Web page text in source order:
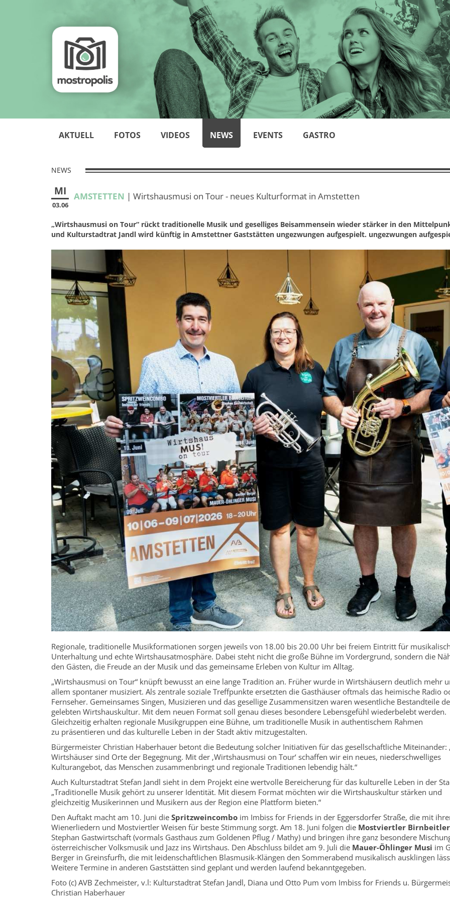
AKTUELL FOTOS VIDEOS NEWS EVENTS GASTRO
NEWS
MI
03.06
AMSTETTEN | Wirtshausmusi on Tour - neues Kulturformat in Amstetten
„Wirtshausmusi on Tour“ rückt traditionelle Musik und geselliges Beisammensein wieder stärker in den
und Kulturstadtrat Jandl wird künftig in Amstettner Gaststätten ungezwungen aufgespielt. ungezwungen
Regionale, traditionelle Musikformationen sorgen jeweils von 18.00 bis 20.00 Uhr bei freiem Eintritt für
Unterhaltung und echte Wirtshausatmosphäre. Dabei steht nicht die große Bühne im Vordergrund, sondern die
den Gästen, die Freude an der Musik und das gemeinsame Erleben von Kultur im Alltag.
„Wirtshausmusi on Tour“ knüpft bewusst an eine lange Tradition an. Früher wurde in Wirtshäusern deutlich mehr
allem spontaner musiziert. Als zentrale soziale Treffpunkte ersetzten die Gasthäuser oftmals das heimische Radio
Fernseher. Gemeinsames Singen, Musizieren und das gesellige Zusammensitzen waren wesentliche Bestandteile
gelebten Wirtshauskultur. Mit dem neuen Format soll genau dieses besondere Lebensgefühl wiederbelebt werden.
Gleichzeitig erhalten regionale Musikgruppen eine Bühne, um traditionelle Musik in authentischem Rahmen
zu präsentieren und das kulturelle Leben in der Stadt aktiv mitzugestalten.
Bürgermeister Christian Haberhauer betont die Bedeutung solcher Initiativen für das gesellschaftliche Miteinander:
Wirtshäuser sind Orte der Begegnung. Mit der ‚Wirtshausmusi on Tour‘ schaffen wir ein neues, niederschwelliges
Kulturangebot, das Menschen zusammenbringt und regionale Traditionen lebendig hält.“
Auch Kulturstadtrat Stefan Jandl sieht in dem Projekt eine wertvolle Bereicherung für das kulturelle Leben in der
„Traditionelle Musik gehört zu unserer Identität. Mit diesem Format möchten wir die Wirtshauskultur stärken und
gleichzeitig Musikerinnen und Musikern aus der Region eine Plattform bieten.“
Den Auftakt macht am 10. Juni die Spritzweincombo im Imbiss for Friends in der Eggersdorfer Straße, die mit
Wienerliedern und Mostviertler Weisen für beste Stimmung sorgt. Am 18. Juni folgen die Mostviertler Birnbeitler
Stephan Gastwirtschaft (vormals Gasthaus zum Goldenen Pflug / Mathy) und bringen ihre ganz besondere
österreichischer Volksmusik und Jazz ins Wirtshaus. Den Abschluss bildet am 9. Juli die Mauer-Öhlinger Musi im
Berger in Greinsfurfh, die mit leidenschaftlichen Blasmusik-Klängen den Sommerabend musikalisch ausklingen
Weitere Termine in anderen Gaststätten sind geplant und werden laufend bekanntgegeben.
Foto (c) AVB Zechmeister, v.l: Kulturstadtrat Stefan Jandl, Diana und Otto Pum vom Imbiss for Friends u.
Christian Haberhauer